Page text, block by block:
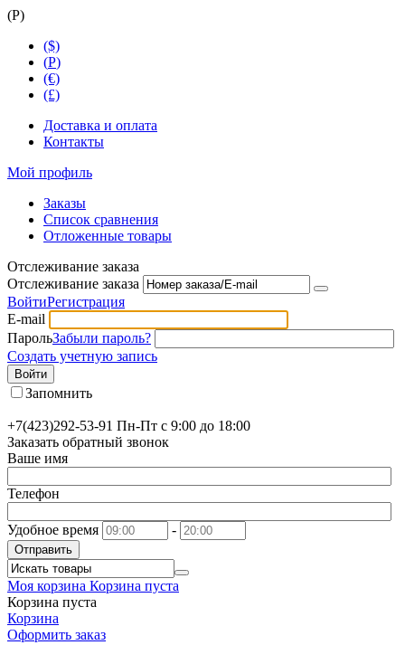
(Р)
($)
(Р)
(€)
(£)
Доставка и оплата
Контакты
Мой профиль
Заказы
Список сравнения
Отложенные товары
Отслеживание заказа
Отслеживание заказа
ВойтиРегистрация
E-mail
ПарольЗабыли пароль?
Создать учетную запись
Войти
Запомнить
+7(423)292-53-91 Пн-Пт с 9:00 до 18:00
Заказать обратный звонок
Ваше имя
Телефон
Удобное время -
Отправить
Моя корзина Корзина пуста
Корзина пуста
Корзина
Оформить заказ